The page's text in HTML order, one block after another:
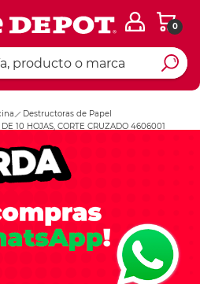
0
Destructoras de Papel
10 HOJAS, CORTE CRUZADO 4606001
Ingresar Codigo